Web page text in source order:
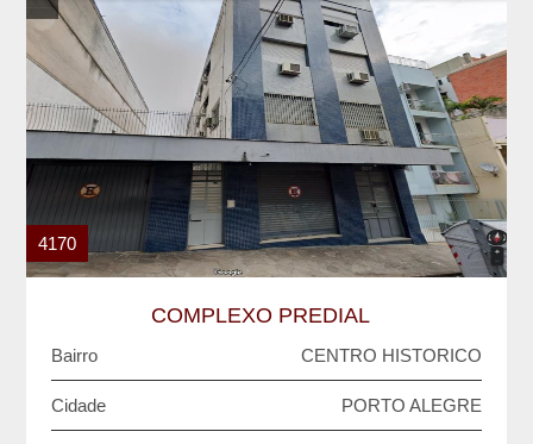
4170
COMPLEXO PREDIAL
Bairro CENTRO HISTORICO
Cidade PORTO ALEGRE